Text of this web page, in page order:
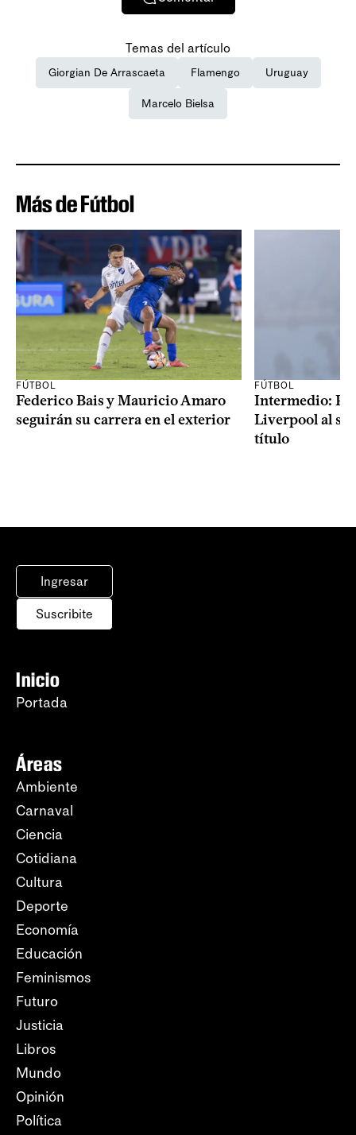
Temas del artículo
Giorgian De Arrascaeta Flamengo Uruguay
Marcelo Bielsa
Más de Fútbol
FÚTBOL
Federico Bais y Mauricio Amaro
seguirán su carrera en el exterior
FÚTBOL
Intermedio:
Liverpool al
título
Ingresar
Suscribite
Inicio
Portada
Áreas
Ambiente
Carnaval
Ciencia
Cotidiana
Cultura
Deporte
Economía
Educación
Feminismos
Futuro
Justicia
Libros
Mundo
Opinión
Política